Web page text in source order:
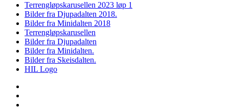
Terrengløpskarusellen 2023 løp 1
Bilder fra Djupadalten 2018.
Bilder fra Minidalten 2018
Terrengløpskarusellen
Bilder fra Djupadalten
Bilder fra Minidalten.
Bilder fra Skeisdalten.
HIL Logo